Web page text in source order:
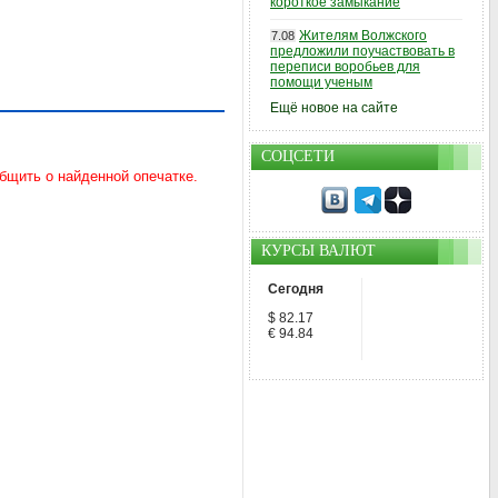
7.08 Жителям Волжского
предложили поучаствовать в
переписи воробьев для
помощи ученым
Ещё новое на сайте
СОЦСЕТИ
КУРСЫ ВАЛЮТ
Сегодня
$ 82.17
€ 94.84